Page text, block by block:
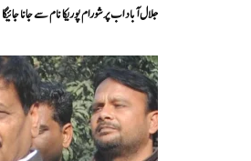
جلال آباد اب پرشورام پوریکا نام سے جانا جائیگا